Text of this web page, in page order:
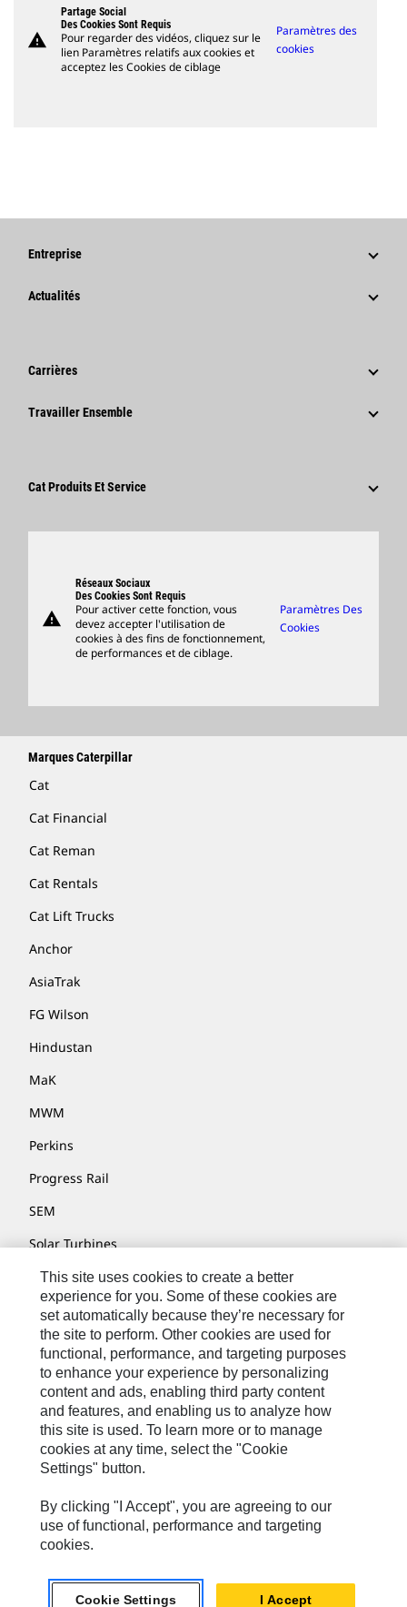
warning
Partage Social
Des Cookies Sont Requis
Pour regarder des vidéos, cliquez sur le
lien Paramètres relatifs aux cookies et
acceptez les Cookies de ciblage
Paramètres des
cookies
Entreprise
Stratégie
Code De Conduite
Innovation
Actualités
Communiqués De Presse De L'entreprise
Carrières
Pourquoi Choisir Caterpillar ?
Travailler Ensemble
Fournisseurs
Cat Produits Et Service
Support
Merchandise
Rechercher Un Concessionnaire
warning
Réseaux Sociaux
Des Cookies Sont Requis
Pour activer cette fonction, vous
devez accepter l'utilisation de
cookies à des fins de fonctionnement,
de performances et de ciblage.
Paramètres Des
Cookies
Marques Caterpillar
Cat
Cat Financial
Cat Reman
Cat Rentals
Cat Lift Trucks
Anchor
AsiaTrak
FG Wilson
Hindustan
MaK
MWM
Perkins
Progress Rail
SEM
Solar Turbines
SPM Oil & Gas
Turner Powertrain Systems
Nous Contacter
Plan Du Site
Cookie Settings
Mentions Légales
Confidentialité
Cat.com
Caterpillar © 2026. Tous droits réservés.
This site uses cookies to create a better
experience for you. Some of these cookies are
set automatically because they’re necessary for
the site to perform. Other cookies are used for
functional, performance, and targeting purposes
to enhance your experience by personalizing
content and ads, enabling third party content
and features, and enabling us to analyze how
this site is used. To learn more or to manage
cookies at any time, select the "Cookie
Settings" button.
By clicking "I Accept", you are agreeing to our
use of functional, performance and targeting
cookies.
Cookie Settings I Accept